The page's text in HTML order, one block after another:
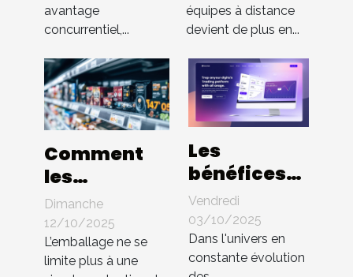
avantage
concurrentiel,...
équipes à distance
devient de plus en...
Comment
les
innovations
en
packaging
influencent-
Dimanche
12/10/2025
L’emballage ne se
limite plus à une
Les
bénéfices
d'une
interface
utilisateur
intuitive
Vendredi
03/10/2025
Dans l'univers en
constante évolution